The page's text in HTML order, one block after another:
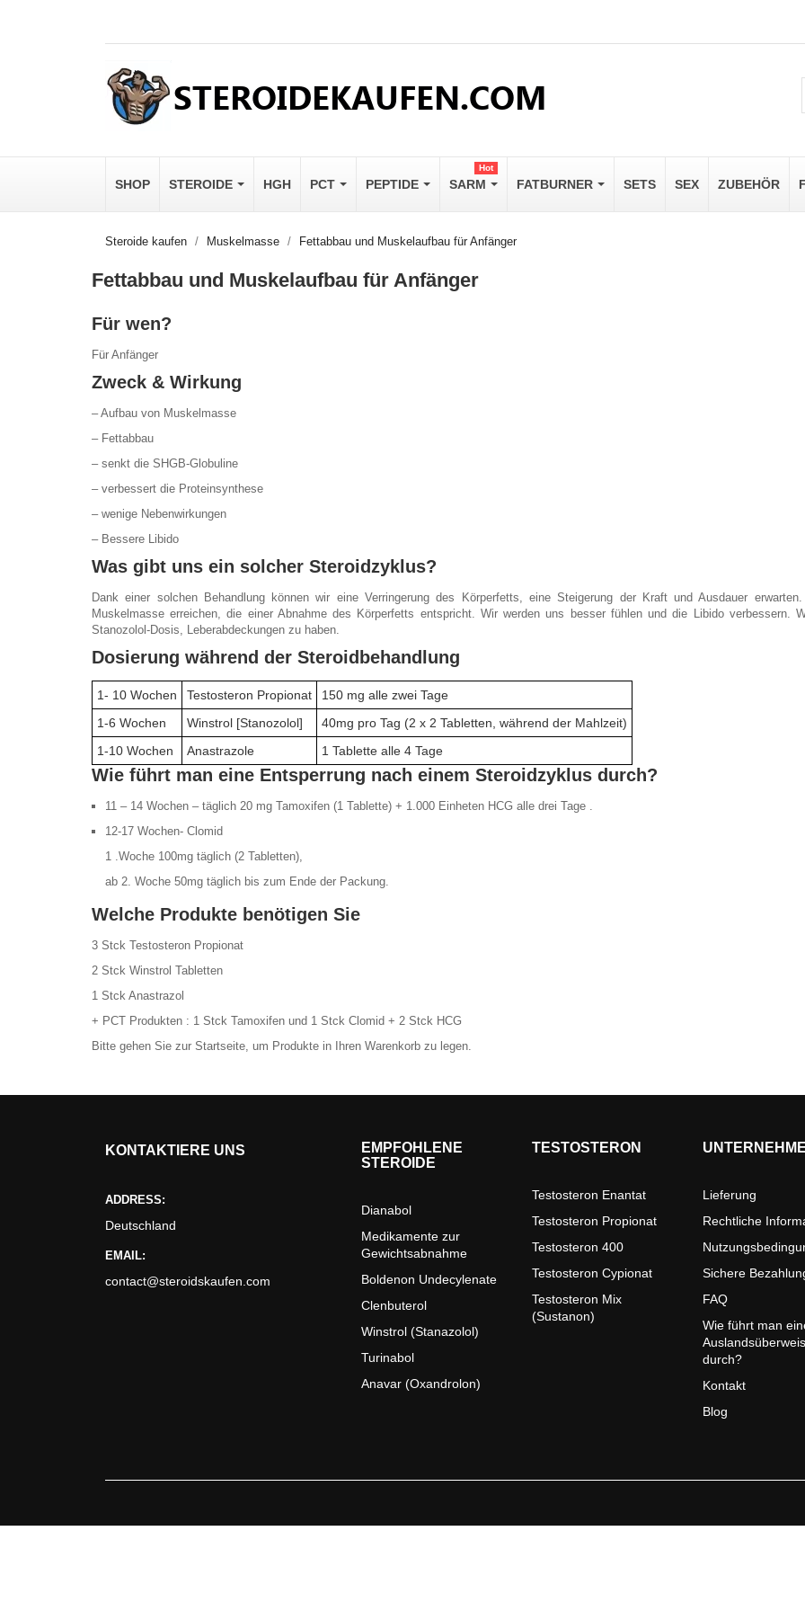
SHOP STEROIDE HGH PCT PEPTIDE SARM
Hot
FATBURNER SETS SEX ZUBEHÖR
Steroide kaufen Muskelmasse Fettabbau und Muskelaufbau für Anfänger
Fettabbau und Muskelaufbau für Anfänger
Für wen?
Für Anfänger
Zweck & Wirkung
– Aufbau von Muskelmasse
– Fettabbau
– senkt die SHGB-Globuline
– verbessert die Proteinsynthese
– wenige Nebenwirkungen
– Bessere Libido
Was gibt uns ein solcher Steroidzyklus?
Dank einer solchen Behandlung können wir eine Verringerung des Körperfetts, eine Steigerung der Kraft und Ausdauer
Muskelmasse erreichen, die einer Abnahme des Körperfetts entspricht. Wir werden uns besser fühlen und die Libido verbessern.
Stanozolol -Dosis, Leberabdeckungen zu haben.
Dosierung während der Steroidbehandlung
1- 10 Wochen Testosteron Propionat
150 mg alle zwei Tage
1-6 Wochen
Winstrol [Stanozolol]
40mg pro Tag (2 x 2 Tabletten, während der Mahlzeit)
1-10 Wochen
Anastrazole 1 Tablette alle 4 Tage
Wie führt man eine Entsperrung nach einem Steroidzyklus durch?
11 – 14 Wochen – täglich 20 mg Tamoxifen (1 Tablette) + 1.000 Einheten HCG alle drei Tage .
12-17 Wochen- Clomid
1 .Woche 100mg täglich (2 Tabletten),
ab 2. Woche 50mg täglich bis zum Ende der Packung.
Welche Produkte benötigen Sie
3 Stck Testosteron Propionat
2 Stck Winstrol Tabletten
1 Stck Anastrazol
+ PCT Produkten : 1 Stck Tamoxifen und 1 Stck Clomid + 2 Stck HCG
Bitte gehen Sie zur Startseite, um Produkte in Ihren Warenkorb zu legen.
KONTAKTIERE UNS
ADDRESS:
Deutschland
EMAIL:
contact@steroidskaufen.com
EMPFOHLENE
STEROIDE
Dianabol
Medikamente zur
Gewichtsabnahme
Boldenon Undecylenate
Clenbuterol
Winstrol (Stanazolol)
Turinabol
Anavar (Oxandrolon)
TESTOSTERON
Testosteron Enantat
Testosteron Propionat
Testosteron 400
Testosteron Cypionat
Testosteron Mix
(Sustanon)
Lieferung
Rechtliche
Sichere
FAQ
Wie führt man
durch?
Kontakt
Blog